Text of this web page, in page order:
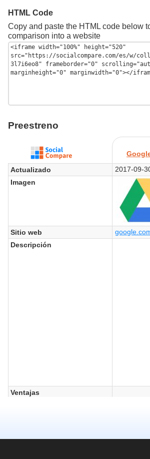
HTML Code
Copy and paste the HTML code below
comparison into a website
Preestreno